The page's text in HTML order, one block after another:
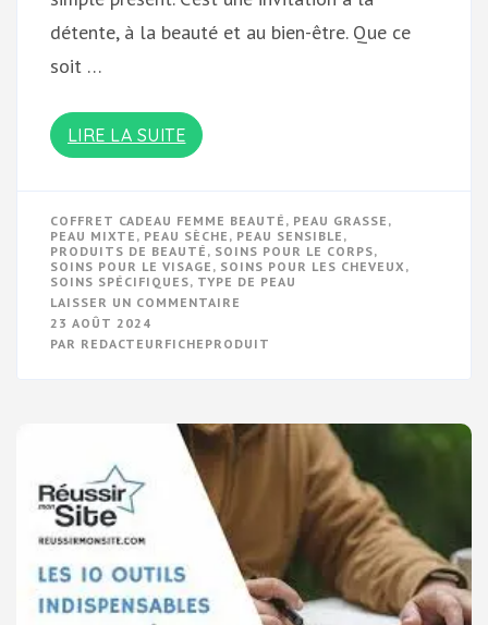
détente, à la beauté et au bien-être. Que ce
soit …
LIRE LA SUITE
COFFRET CADEAU FEMME BEAUTÉ , PEAU GRASSE ,
PEAU MIXTE , PEAU SÈCHE , PEAU SENSIBLE ,
PRODUITS DE BEAUTÉ , SOINS POUR LE CORPS,
SOINS POUR LE VISAGE , SOINS POUR LES CHEVEUX ,
SOINS SPÉCIFIQUES, TYPE DE PEAU
LAISSER UN COMMENTAIRE
DES
23 AOÛT 2024
PAR REDACTEURFICHEPRODUIT